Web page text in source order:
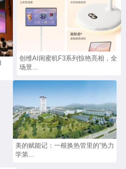
创维AI闺蜜机F3系列惊艳亮相，全
场景...
美的赋能记：一根换热管里的“热力
学第...